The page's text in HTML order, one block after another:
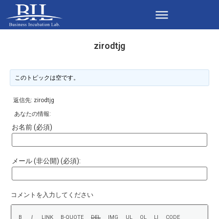
zirodtjg
このトピックは空です。
返信先: zirodtjg
あなたの情報:
お名前 (必須)
メール (非公開) (必須):